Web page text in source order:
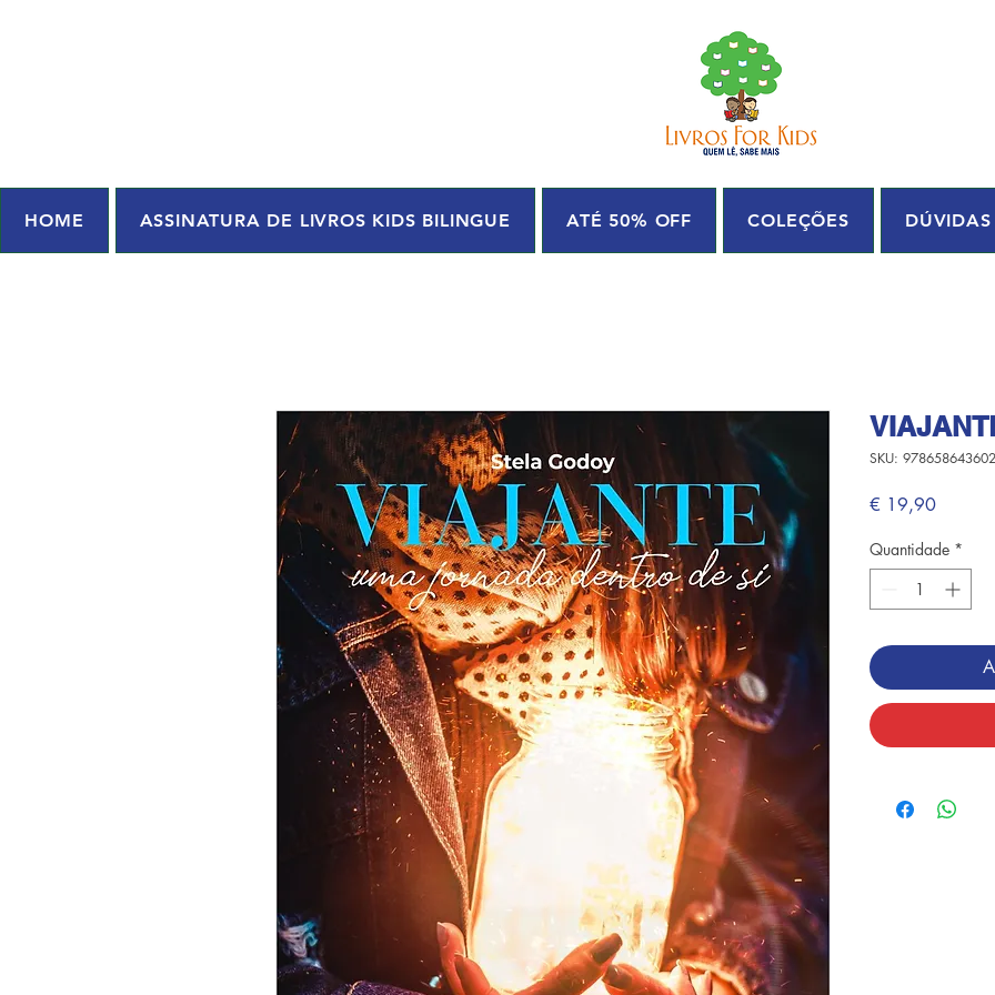
HOME ASSINATURA DE LIVROS KIDS BILINGUE ATÉ 50% OFF COLEÇÕES DÚVIDAS
SKU:
€ 19,90Preço
Quantidade *